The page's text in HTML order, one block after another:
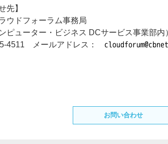
先】
ウドフォーラム事務局
ピューター・ビジネス DCサービス事業部内
4511 メールアドレス：
お問い合わせ